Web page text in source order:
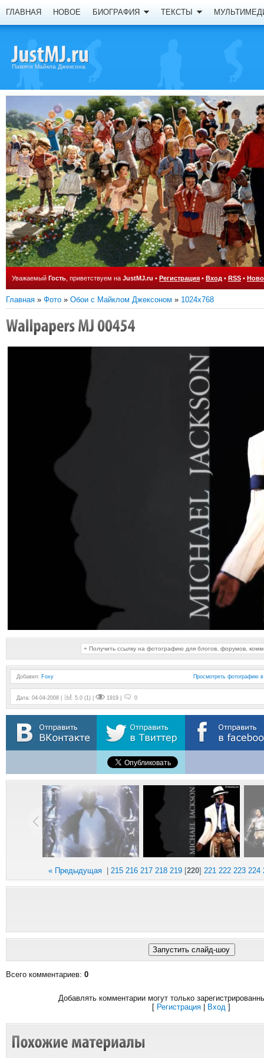
ГЛАВНАЯ НОВОЕ БИОГРАФИЯ ТЕКСТЫ
Памяти Майкла Джексона
Уважаемый Гость , приветствуем на JustMJ.ru • Регистрация • Вход • RSS •
Главная » Фото » Обои с Майклом Джексоном » 1024x768
+ Получить ссылку на фотографию для блогов, форумов,
Добавил: Foxy Просмотреть фотографию
Дата: 04-04-2008 | 5.0 (1) | 1919 | 0
« Предыдущая |215 216 217 218 219 [220]221 222 223 224
Всего комментариев: 0
Добавлять комментарии могут только
[ Регистрация Вход ]